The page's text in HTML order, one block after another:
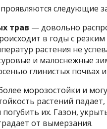
следующие
трав — довольно
в годы с
растения не
и малоснежные
глинистых почвах
морозостойки и
растений
их. Газон,
от вымерзания.